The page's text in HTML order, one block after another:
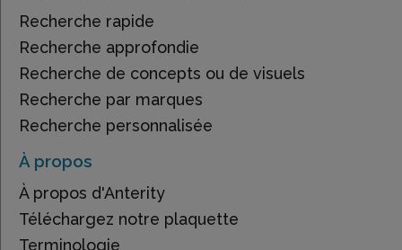
Recherche rapide
Recherche approfondie
Recherche de concepts ou de visuels
Recherche par marques
Recherche personnalisée
À propos
À propos d'Anterity
Téléchargez notre plaquette
Terminologie